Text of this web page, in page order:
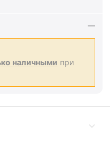
наличными при